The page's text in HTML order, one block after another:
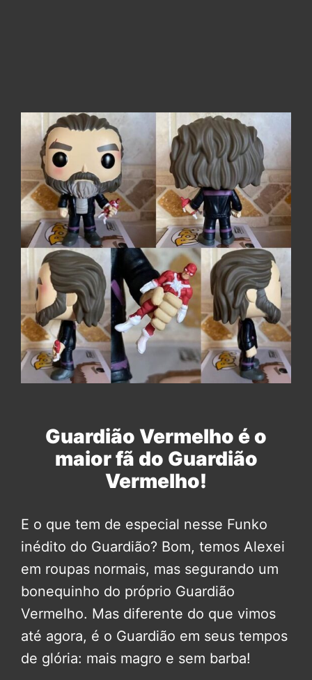
Guardião Vermelho é o
maior fã do Guardião
Vermelho!
E o que tem de especial nesse Funko
inédito do Guardião? Bom, temos Alexei
em roupas normais, mas segurando um
bonequinho do próprio Guardião
Vermelho. Mas diferente do que vimos
até agora, é o Guardião em seus tempos
de glória: mais magro e sem barba!